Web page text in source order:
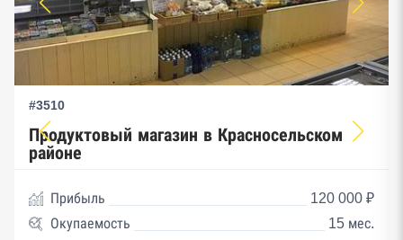
#3510
Продуктовый магазин в Красносельском
районе
Прибыль
120 000 ₽
Окупаемость
15 мес.